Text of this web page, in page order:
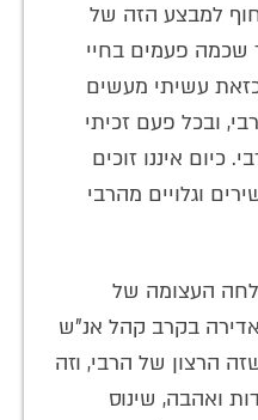
למבצע הזה של
שכמה פעמים בחיי
עשיתי מעשים
ובכל פעם זכיתי
כיום איננו זוכים
וגלויים מהרבי
העצומה של
בקרב קהל אנ"ש
הרצון של הרבי, וזה
ואהבה, שינוס